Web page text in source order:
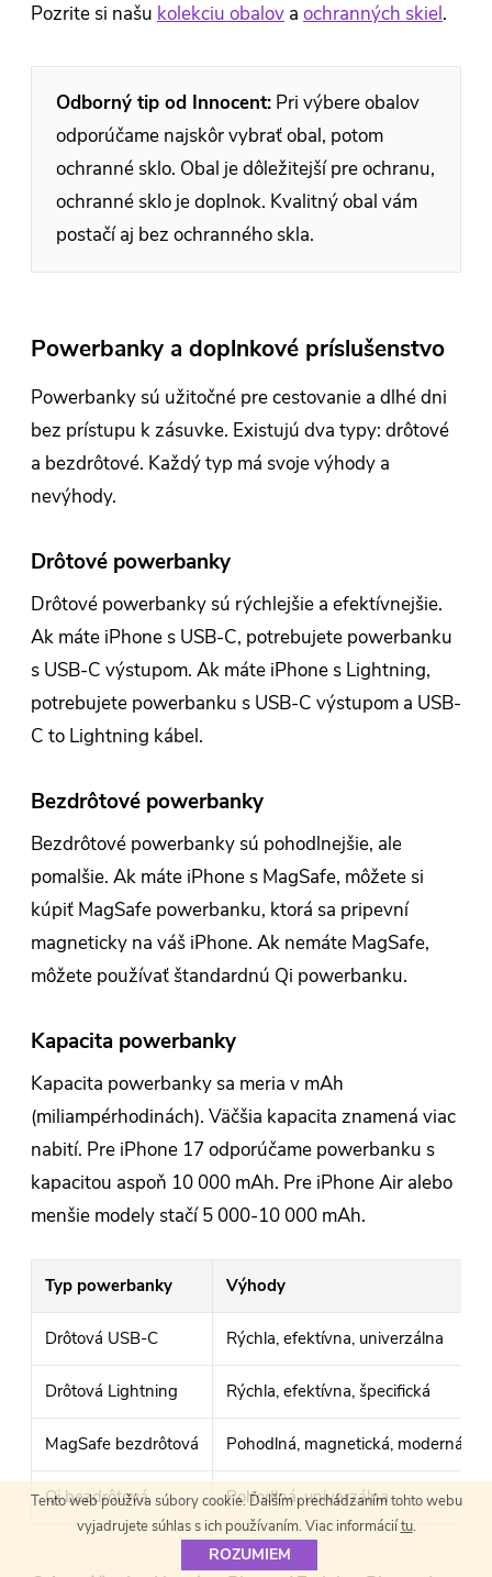
Tento web používa súbory cookie. Ďalším prechádzaním tohto webu
vyjadrujete súhlas s ich používaním. Viac informáciítu.
ROZUMIEM
Pozrite si našu kolekciu obalov a ochranných skiel.
Odborný tip od Innocent: Pri výbere obalov
odporúčame najskôr vybrať obal, potom
ochranné sklo. Obal je dôležitejší pre ochranu,
ochranné sklo je doplnok. Kvalitný obal vám
postačí aj bez ochranného skla.
Powerbanky a doplnkové príslušenstvo
Powerbanky sú užitočné pre cestovanie a dlhé dni
bez prístupu k zásuvke. Existujú dva typy: drôtové
a bezdrôtové. Každý typ má svoje výhody a
nevýhody.
Drôtové powerbanky
Drôtové powerbanky sú rýchlejšie a efektívnejšie.
Ak máte iPhone s USB-C, potrebujete powerbanku
s USB-C výstupom. Ak máte iPhone s Lightning,
potrebujete powerbanku s USB-C výstupom a USB-
C to Lightning kábel.
Bezdrôtové powerbanky
Bezdrôtové powerbanky sú pohodlnejšie, ale
pomalšie. Ak máte iPhone s MagSafe, môžete si
kúpiť MagSafe powerbanku, ktorá sa pripevní
magneticky na váš iPhone. Ak nemáte MagSafe,
môžete používať štandardnú Qi powerbanku.
Kapacita powerbanky
Kapacita powerbanky sa meria v mAh
(miliampérhodinách). Väčšia kapacita znamená viac
nabití. Pre iPhone 17 odporúčame powerbanku s
kapacitou aspoň 10 000 mAh. Pre iPhone Air alebo
menšie modely stačí 5 000-10 000 mAh.
Typ powerbanky Výhody
Drôtová USB-C Rýchla, efektívna, univerzálna
Drôtová Lightning Rýchla, efektívna, špecifická
MagSafe bezdrôtová Pohodlná, magnetická, moderná
Qi bezdrôtová Pohodlná, univerzálna